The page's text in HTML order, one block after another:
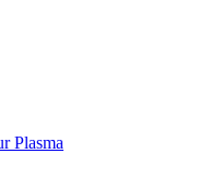
Plasma